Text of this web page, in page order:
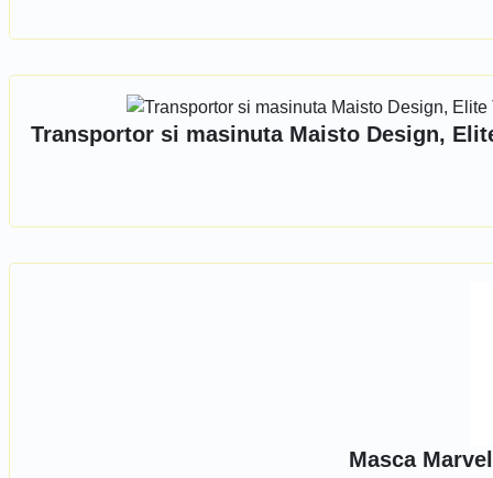
Transportor si masinuta Maisto Design,
Masca